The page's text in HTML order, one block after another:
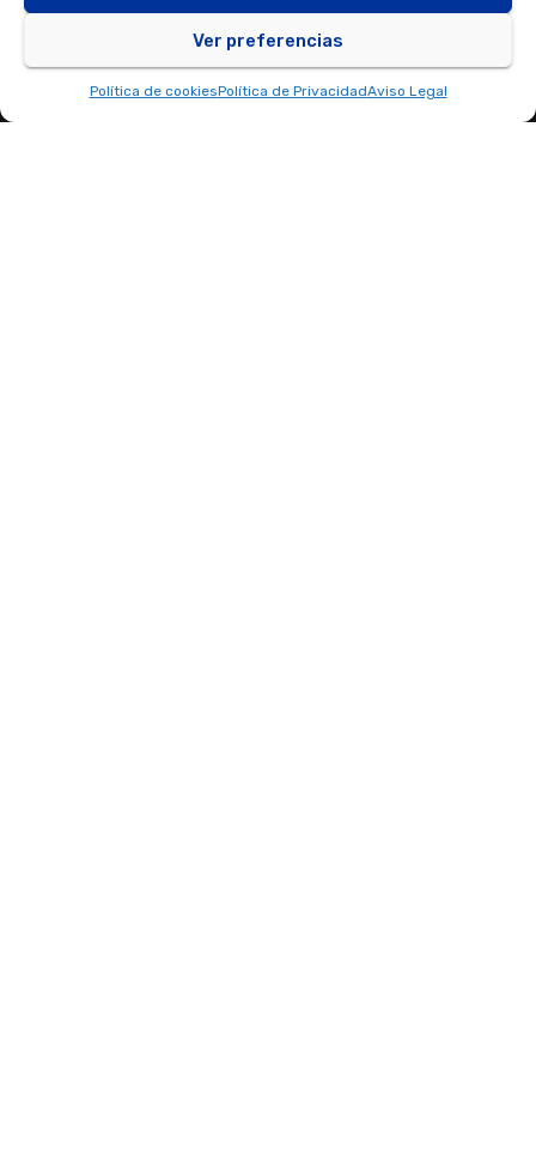
Ver preferencias
Política de cookiesPolítica de PrivacidadAviso Legal